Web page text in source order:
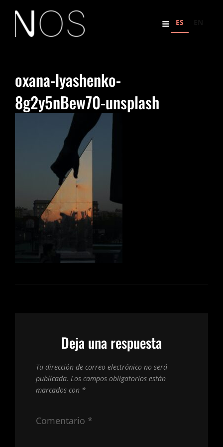
ES
oxana-lyashenko-
8g2y5nBew70-unsplash
Deja una respuesta
Tu dirección de correo electrónico no será
publicada. Los campos obligatorios están
marcados con *
Comentario *